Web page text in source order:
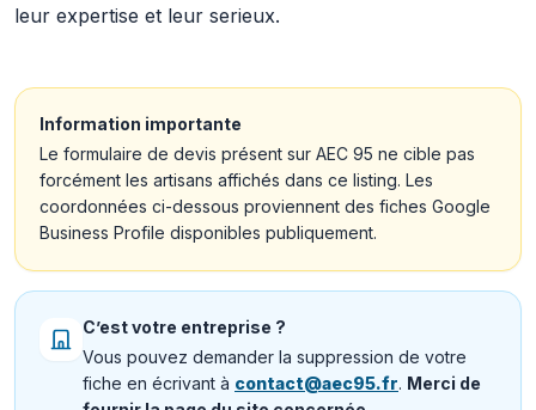
leur expertise et leur serieux.
Information importante
Le formulaire de devis présent sur AEC 95 ne cible pas
forcément les artisans affichés dans ce listing. Les
coordonnées ci-dessous proviennent des fiches Google
Business Profile disponibles publiquement.
C’est votre entreprise ?
Vous pouvez demander la suppression de votre
fiche en écrivant à contact@aec95.fr. Merci de